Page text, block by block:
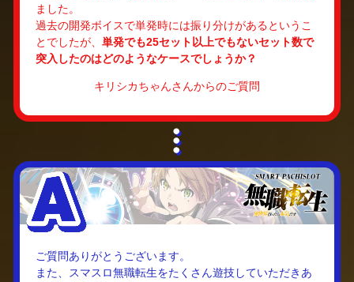
ました。
過去の開発ボイスで単発時には振り分けがあるというこ
とでしたが、 単発でも25セット以上でもないセット数で
突入したのはどのようなケースでしょうか？
キリシカちゃんさんからのご質問
ご質問ありがとうございます。
また、スマスロ無職転生をたくさん遊技していただきあ